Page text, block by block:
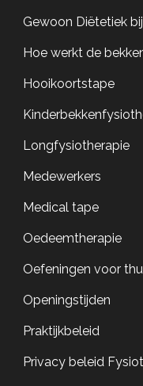
Gewoon Diëtetiek
Hoe werkt de
Hooikoortstape
Longfysiotherapie
Medewerkers
Medical tape
Oedeemtherapie
Oefeningen voor
Openingstijden
Praktijkbeleid
Privacy beleid